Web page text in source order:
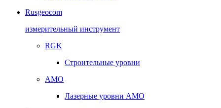
Rusgeocom
измерительный инструмент
RGK
Строительные уровни
AMO
Лазерные уровни AMO